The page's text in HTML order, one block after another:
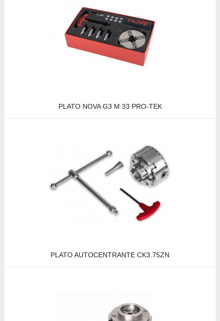
PLATO NOVA G3 M 33 PRO-TEK
PLATO AUTOCENTRANTE CK3.75ZN